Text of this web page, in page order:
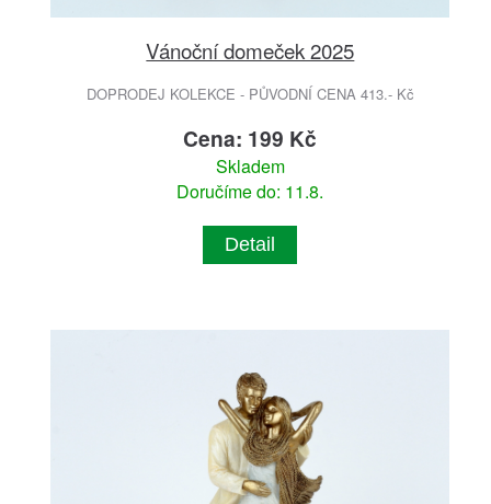
Vánoční domeček 2025
DOPRODEJ KOLEKCE - PŮVODNÍ CENA 413.- Kč
Cena: 199 Kč
Skladem
Doručíme do: 11.8.
Detail